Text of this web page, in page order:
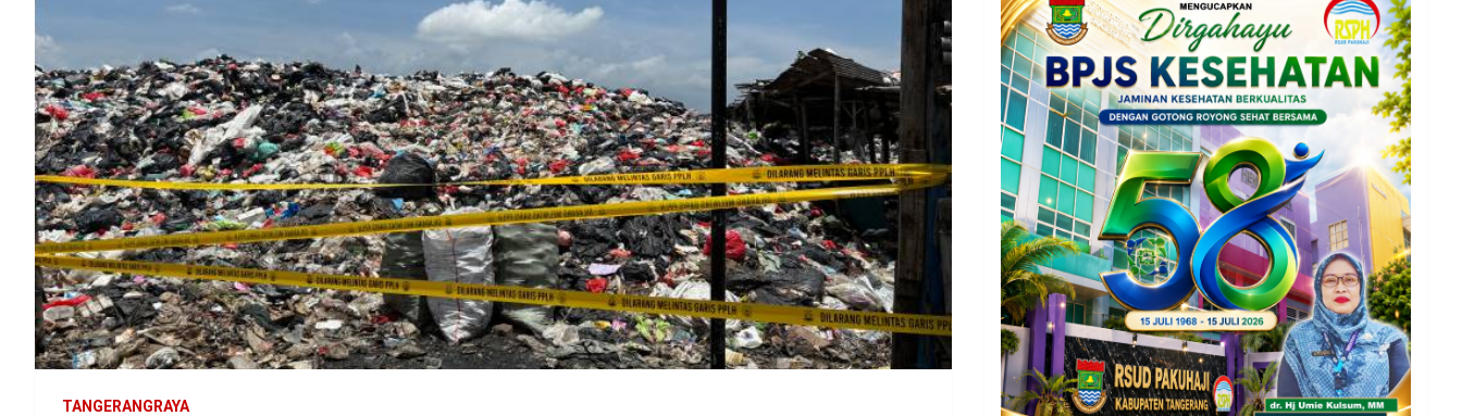
TANGERANGRAYA